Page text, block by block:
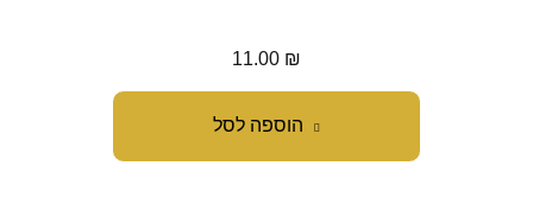
הוספה לסל
11.00 ₪